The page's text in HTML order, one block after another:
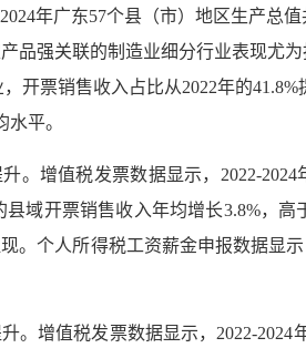
年广东57个县（市）地区生产总
品强关联的制造业细分行业表现尤
开票销售收入占比从2022年的
平。
。增值税发票数据显示，2022-
域开票销售收入年均增长3.8%，
。个人所得税工资薪金申报数据显
。增值税发票数据显示，2022-